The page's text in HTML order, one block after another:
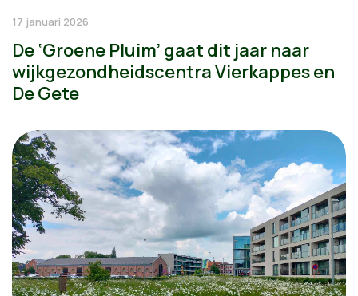
17 januari 2026
De ‘Groene Pluim’ gaat dit jaar naar
wijkgezondheidscentra Vierkappes en
De Gete